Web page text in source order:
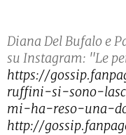
Diana Del Bufalo e
su Instagram: "Le
https://
ruffini-si-sono-
mi-ha-reso-una-
http://